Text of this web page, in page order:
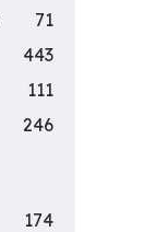
71
443
111
246
174